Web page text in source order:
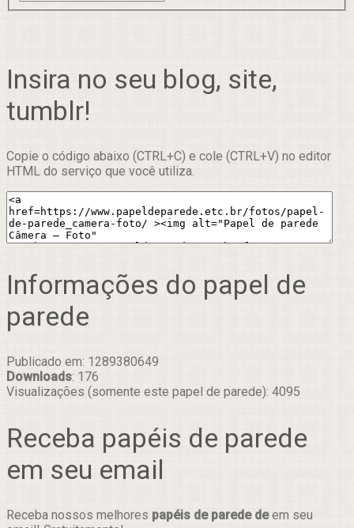
Insira no seu blog, site,
tumblr!
Copie o código abaixo (CTRL+C) e cole (CTRL+V) no editor
HTML do serviço que você utiliza.
Informações do papel de
parede
Publicado em: 1289380649
Downloads: 176
Visualizações (somente este papel de parede): 4095
Receba papéis de parede
em seu email
Receba nossos melhores papéis de parede deem seu